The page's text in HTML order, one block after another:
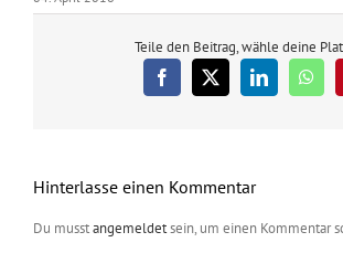
Teile den Beitrag, wähle deine
Facebook
X LinkedIn
Hinterlasse einen Kommentar
Du musstangemeldetsein, um einen Kommentar